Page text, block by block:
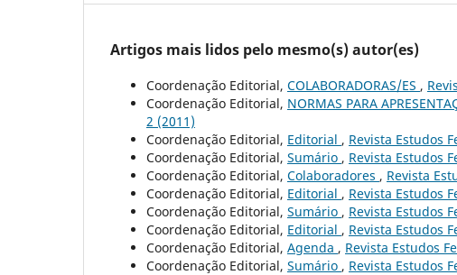
Artigos mais lidos pelo mesmo(s) autor(es)
Coordenação Editorial, COLABORADORAS/ES ,
Coordenação Editorial, NORMAS PARA
2 (2011)
Coordenação Editorial, Editorial , Revista Estudos
Coordenação Editorial, Sumário , Revista Estudos
Coordenação Editorial, Colaboradores , Revista
Coordenação Editorial, Editorial , Revista Estudos
Coordenação Editorial, Sumário , Revista Estudos
Coordenação Editorial, Editorial , Revista Estudos
Coordenação Editorial, Agenda , Revista Estudos
Coordenação Editorial, Sumário , Revista Estudos